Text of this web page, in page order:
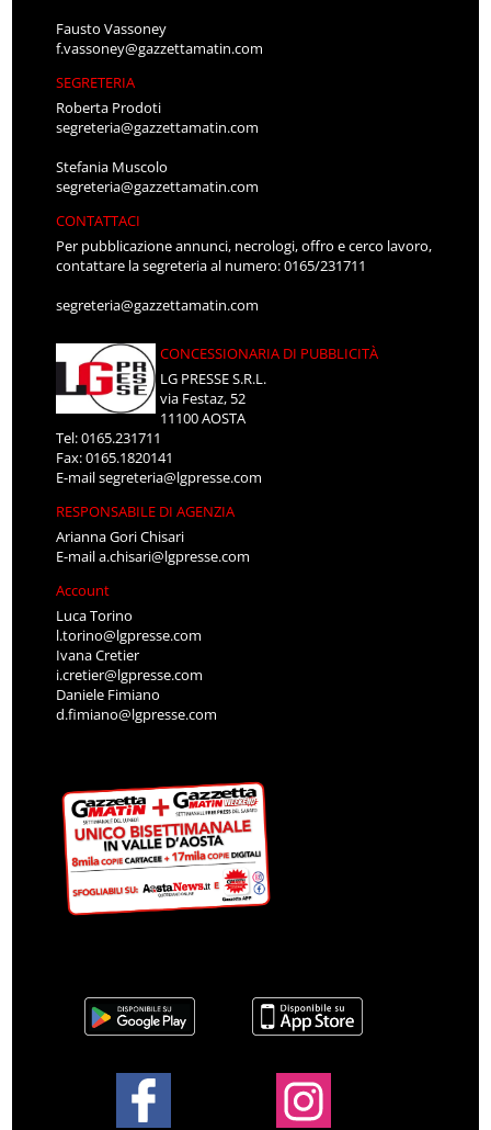
Fausto Vassoney
f.vassoney@gazzettamatin.com
SEGRETERIA
Roberta Prodoti
segreteria@gazzettamatin.com
Stefania Muscolo
segreteria@gazzettamatin.com
CONTATTACI
Per pubblicazione annunci, necrologi, offro e cerco lavoro,
contattare la segreteria al numero: 0165/231711
segreteria@gazzettamatin.com
CONCESSIONARIA DI PUBBLICITÀ
LG PRESSE S.R.L.
via Festaz, 52
11100 AOSTA
Tel: 0165.231711
Fax: 0165.1820141
E-mailsegreteria@lgpresse.com
RESPONSABILE DI AGENZIA
Arianna Gori Chisari
E-maila.chisari@lgpresse.com
Account
Luca Torino
l.torino@lgpresse.com
Ivana Cretier
i.cretier@lgpresse.com
Daniele Fimiano
d.fimiano@lgpresse.com